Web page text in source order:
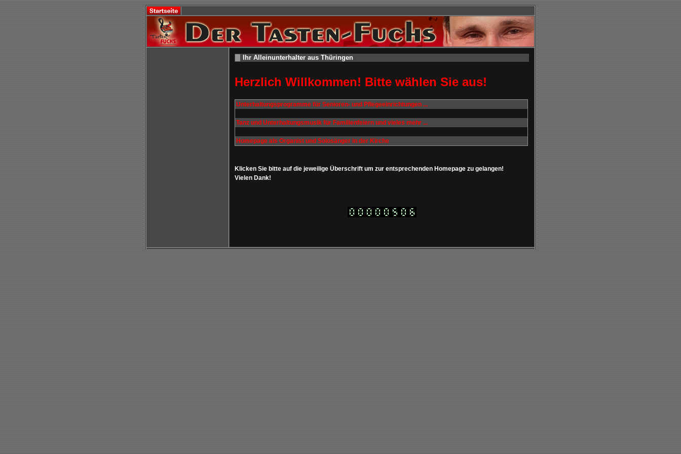
Ihr Alleinunterhalter aus Thüringen
Herzlich Willkommen! Bitte wählen Sie aus!
Unterhaltungsprogramme für Senioren- und Pflegeeinrichtungen ...
Tanz und Unterhaltungsmusik für Familienfeiern und vieles mehr ...
Homepage als Organist und Solosänger in der Kirche
Klicken Sie bitte auf die jeweilige Überschrift um zur entsprechenden Homepage zu gelangen!
Vielen Dank!